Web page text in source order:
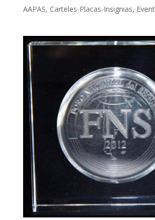
AAPAS, Carteles-Placas-Insignias,